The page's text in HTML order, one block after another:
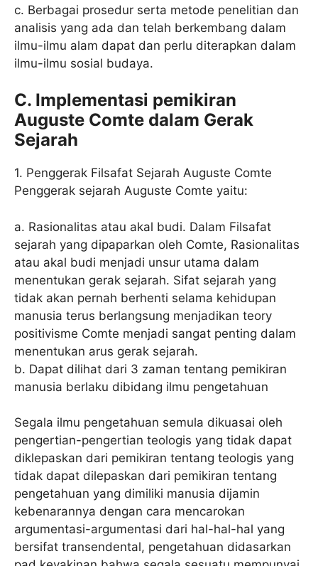
c. Berbagai prosedur serta metode penelitian dan
analisis yang ada dan telah berkembang dalam
ilmu-ilmu alam dapat dan perlu diterapkan dalam
ilmu-ilmu sosial budaya.
C. Implementasi pemikiran
Auguste Comte dalam Gerak
Sejarah
1. Penggerak Filsafat Sejarah Auguste Comte
Penggerak sejarah Auguste Comte yaitu:
a. Rasionalitas atau akal budi. Dalam Filsafat
sejarah yang dipaparkan oleh Comte, Rasionalitas
atau akal budi menjadi unsur utama dalam
menentukan gerak sejarah. Sifat sejarah yang
tidak akan pernah berhenti selama kehidupan
manusia terus berlangsung menjadikan teory
positivisme Comte menjadi sangat penting dalam
menentukan arus gerak sejarah.
b. Dapat dilihat dari 3 zaman tentang pemikiran
manusia berlaku dibidang ilmu pengetahuan
Segala ilmu pengetahuan semula dikuasai oleh
pengertian-pengertian teologis yang tidak dapat
diklepaskan dari pemikiran tentang teologis yang
tidak dapat dilepaskan dari pemikiran tentang
pengetahuan yang dimiliki manusia dijamin
kebenarannya dengan cara mencarokan
argumentasi-argumentasi dari hal-hal-hal yang
bersifat transendental, pengetahuan didasarkan